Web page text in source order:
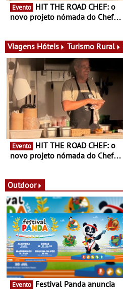
Evento
novo projeto nómada do Chef
que percorre Portugal
Viagens Hóteis Turismo Rural
Evento
novo projeto nómada do Chef
que percorre Portugal
Outdoor
Evento